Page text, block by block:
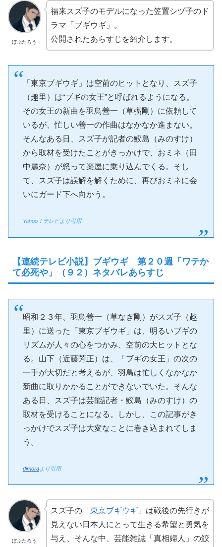
ぼぶたろう
福来スズ子のモデルになった笠置シヅ子のド
ラマ「ブギウギ」。
公開されたあらすじを紹介します。
「東京ブギウギ」は空前のヒットとなり、スズ子
（趣里）は“ブギの女王”と呼ばれるようになる。
その女王の新曲を羽鳥善一（草彅剛）に依頼して
いるが、忙しい善一の作曲はなかなか進まない。
そんなある日、スズ子が記者の鮫島（みのすけ）
から取材を受けたことがきっかけで、おミネ（田
中麗奈）が怒って楽屋に乗り込んでくる。そし
て、スズ子は誤解を解くために、再びおミネに会
いにガード下へ向かう。
Yahoo！テレビより引用
【連続テレビ小説】ブギウギ 第２０週「ワテか
て必死や」（９２）ネタバレあらすじ
昭和２３年、羽鳥善一（草なぎ剛）がスズ子（趣
里）に送った「東京ブギウギ」は、明るいブギの
リズムが人々の心をつかみ、空前の大ヒットとな
る。山下（近藤芳正）は、「ブギの女王」の次の
一手が大切だと考えるが、羽鳥は忙しくなかなか
新曲に取りかかることができないでいた。そんな
ある日、スズ子は芸能記者・鮫島（みのすけ）の
取材を受けることになる。しかし、この記事がき
っかけでスズ子は大変なことに巻き込まれてしま
う。
dimoraより引用
ぼぶたろう
スズ子の「 東京ブギウギ」は戦後の先行きが
見えない日本人にとって生きる希望と勇気を
与え、そんな中、芸能雑誌「真相婦人」の鮫